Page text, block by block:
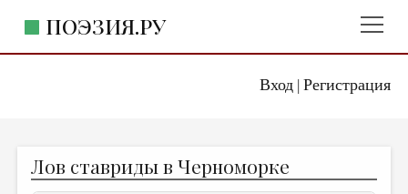
Вход| Регистрация
ПОЭЗИЯ.РУ
ЖАНРЫ
Лов ставриды в Черноморке